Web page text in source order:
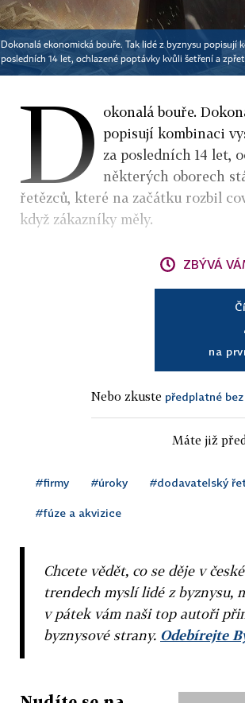
Dokonalá ekonomická bouře. Tak lidé z byznysu popisují
posledních 14 let, ochlazené poptávky kvůli šetření a
D okonalá bouře.
popisují kombinaci
za posledních 14 let,
některých oborech
řetězců, které na začátku rozbil
když zákazníky měly.
ZBÝVÁ
na
Nebo zkuste předplatné
Máte již
#firmy #úroky #dodavatelský
#fúze a akvizice
Chcete vědět, co se děje v
trendech myslí lidé z byznysu,
v pátek vám naši top autoři
byznysové strany. Odebírejte